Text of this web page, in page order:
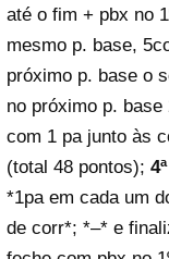
até o fim + pbx no
mesmo p. base,
próximo p. base o
no próximo p.
com 1 pa junto às
(total 48 pontos);
*1pa em cada um
de corr*; *–* e